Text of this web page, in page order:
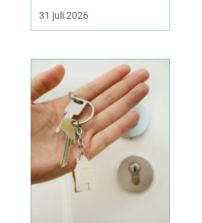
styr på, og du skal både
have logistik, tidsplan og
kan etprofessionelt
flyttefirma i Århus gøre
forskellen mellem kaos...
31 juli 2026